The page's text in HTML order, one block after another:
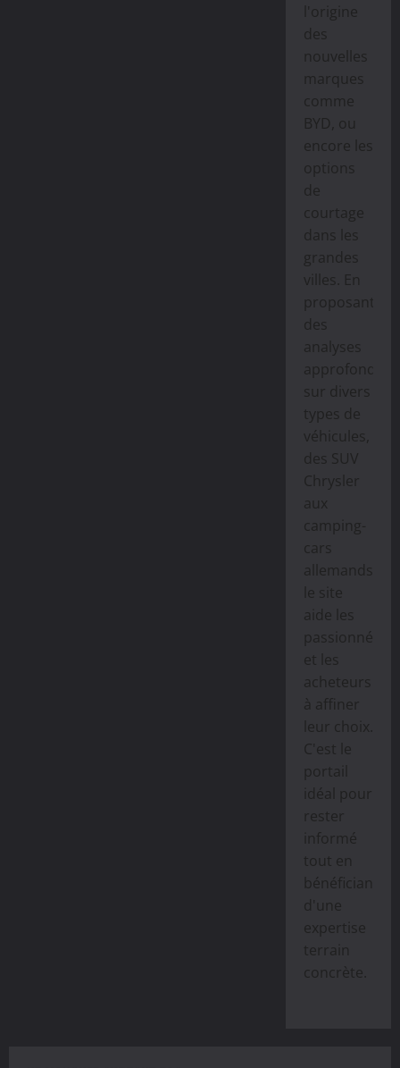
l'origine
des
nouvelles
marques
comme
BYD, ou
encore les
options
de
courtage
dans les
grandes
villes. En
proposant
des
analyses
approfondies
sur divers
types de
véhicules,
des SUV
Chrysler
aux
camping-
cars
allemands,
le site
aide les
passionnés
et les
acheteurs
à affiner
leur choix.
C'est le
portail
idéal pour
rester
informé
tout en
bénéficiant
d'une
expertise
terrain
concrète.